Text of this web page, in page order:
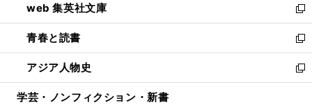
ド
ウ
で
開
く
ィ
ン
ド
ウ
で
開
い
ウ
ィ
ン
ド
ウ
web 集英社文庫
新
し
い
ウ
ィ
ン
青春と読書
新
し
い
ウ
アジア人物史
新
し
学芸・ノンフィクション・新書